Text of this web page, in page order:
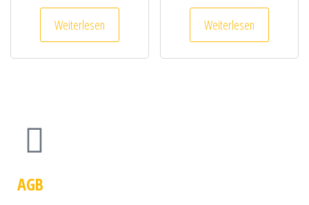
Weiterlesen Weiterlesen
AGB